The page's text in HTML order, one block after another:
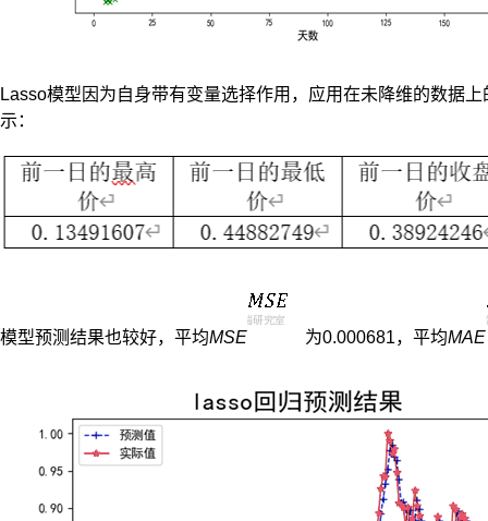
Lasso模型因为自身带有变量选择作用，应用在未降维的数据
示：
模型预测结果也较好，平均MSE ​为0.000681，平均MAE